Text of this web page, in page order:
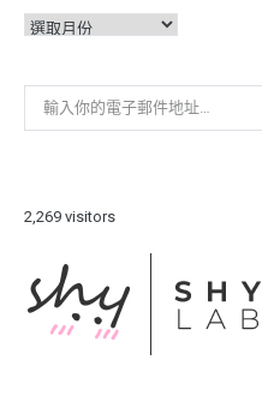
彙
輸入你的電子郵件地址…
2,269 visitors